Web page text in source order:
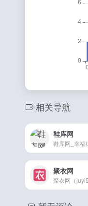
相关导航
鞋库网
聚衣网